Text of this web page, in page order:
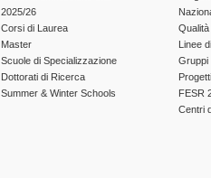
2025/26
Corsi di Laurea
Master
Scuole di Specializzazione
Dottorati di Ricerca
Summer & Winter Schools
Linee
Gruppi
FESR
Centri